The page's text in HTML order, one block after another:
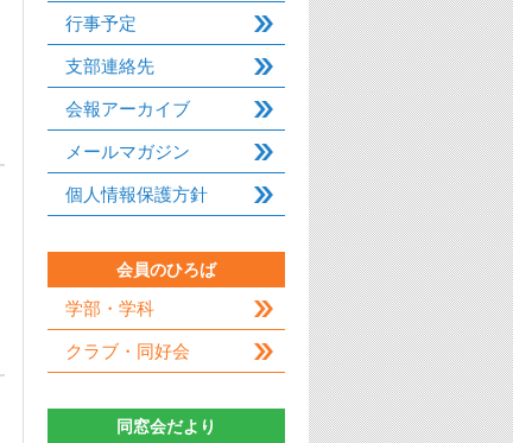
行事予定
支部連絡先
会報アーカイブ
メールマガジン
個人情報保護方針
会員のひろば
学部・学科
クラブ・同好会
同窓会だより